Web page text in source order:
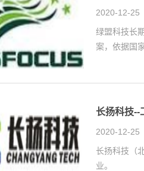
2020-12-25
绿盟科技长
案，依据国
长扬科技--
2020-12-25
长扬科技（
业。